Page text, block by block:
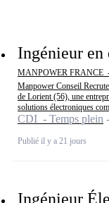
Ingénieur
MANPOWER FRANCE
Manpower Conseil
de Lorient (56), une
solutions électroniques
CDI - Temps plein
Publié il y a 21 jours
Ingénieur